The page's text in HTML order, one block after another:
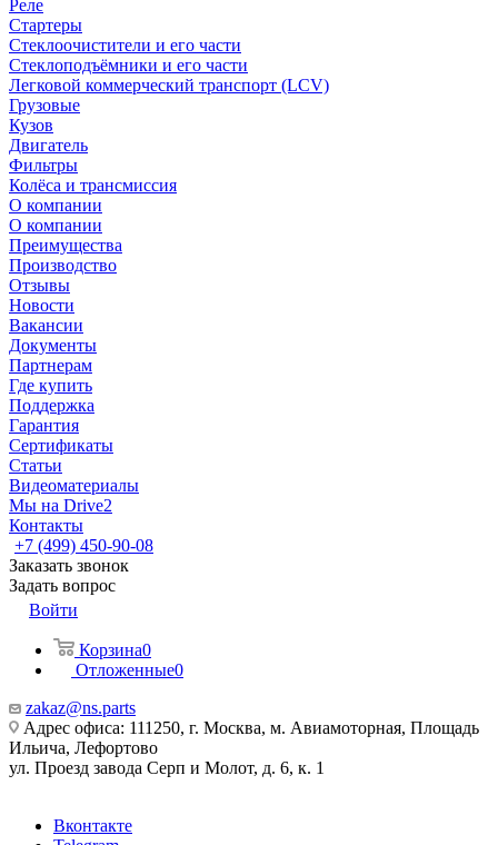
Реле
Стартеры
Стеклоочистители и его части
Стеклоподъёмники и его части
Легковой коммерческий транспорт (LCV)
Грузовые
Кузов
Двигатель
Фильтры
Колёса и трансмиссия
О компании
О компании
Преимущества
Производство
Отзывы
Новости
Вакансии
Документы
Партнерам
Где купить
Поддержка
Гарантия
Сертификаты
Статьи
Видеоматериалы
Мы на Drive2
Контакты
+7 (499) 450-90-08
Заказать звонок
Задать вопрос
Войти
Корзина0
Отложенные0
zakaz@ns.parts
Адрес офиса: 111250, г. Москва, м. Авиамоторная, Площадь
Ильича, Лефортово
ул. Проезд завода Серп и Молот, д. 6, к. 1
Вконтакте